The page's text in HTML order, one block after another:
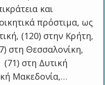
και
πρόστιμα, ως
(120) στην Κρήτη,
στη Θεσσαλονίκη,
στη Δυτική
Μακεδονία,…